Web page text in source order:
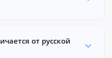
от русской